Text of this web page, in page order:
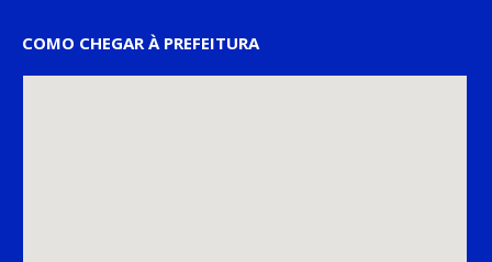
COMO CHEGAR À PREFEITURA